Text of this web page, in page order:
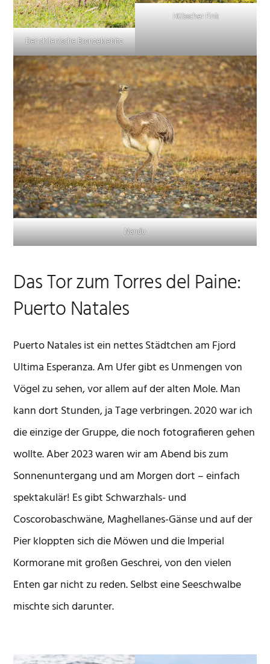
Der chilenische Bronzekiebitz
Hübscher Fink
Nandu
Das Tor zum Torres del Paine:
Puerto Natales
Puerto Natales ist ein nettes Städtchen am Fjord
Ultima Esperanza. Am Ufer gibt es Unmengen von
Vögel zu sehen, vor allem auf der alten Mole. Man
kann dort Stunden, ja Tage verbringen. 2020 war ich
die einzige der Gruppe, die noch fotografieren gehen
wollte. Aber 2023 waren wir am Abend bis zum
Sonnenuntergang und am Morgen dort – einfach
spektakulär! Es gibt Schwarzhals- und
Coscorobaschwäne, Maghellanes-Gänse und auf der
Pier kloppten sich die Möwen und die Imperial
Kormorane mit großen Geschrei, von den vielen
Enten gar nicht zu reden. Selbst eine Seeschwalbe
mischte sich darunter.